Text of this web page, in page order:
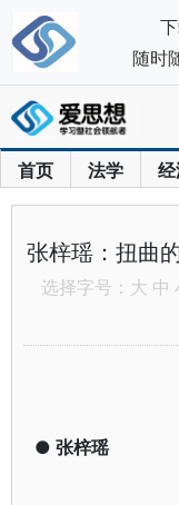
首页 法学
张梓瑶：扭曲
选择字号： 大 中
● 张梓瑶
随时